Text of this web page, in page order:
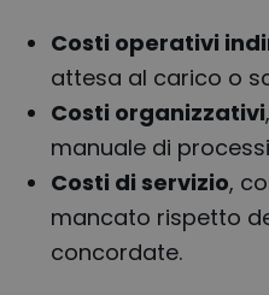
Costi operativi
attesa al carico o
Costi organizzativi
manuale di
Costi di servizio,
mancato rispetto
concordate.